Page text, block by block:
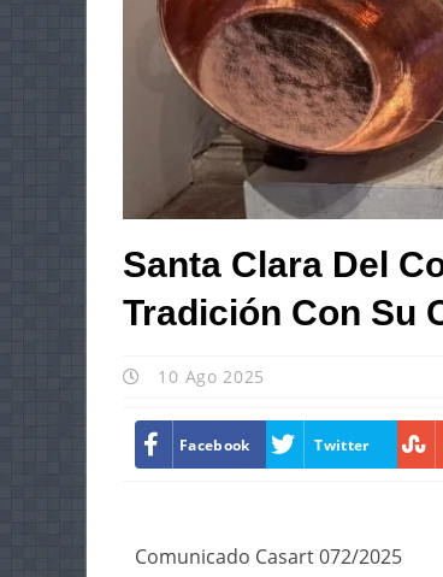
Santa Clara Del
Tradición Con Su
10 Ago 2025
Facebook Twitter
Comunicado Casart 072/2025